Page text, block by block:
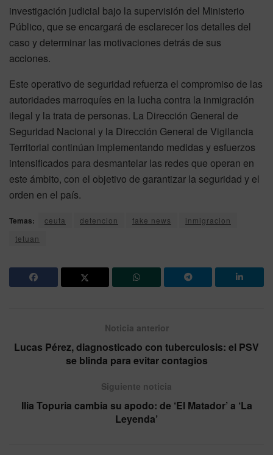
investigación judicial bajo la supervisión del Ministerio
Público, que se encargará de esclarecer los detalles del
caso y determinar las motivaciones detrás de sus
acciones.
Este operativo de seguridad refuerza el compromiso de las
autoridades marroquíes en la lucha contra la inmigración
ilegal y la trata de personas. La Dirección General de
Seguridad Nacional y la Dirección General de Vigilancia
Territorial continúan implementando medidas y esfuerzos
intensificados para desmantelar las redes que operan en
este ámbito, con el objetivo de garantizar la seguridad y el
orden en el país.
Temas: ceuta detencion fake news
inmigracion
tetuan
Noticia anterior
Lucas Pérez, diagnosticado con tuberculosis: el PSV
se blinda para evitar contagios
Siguiente noticia
Ilia Topuria cambia su apodo: de ‘El Matador’ a ‘La
Leyenda’